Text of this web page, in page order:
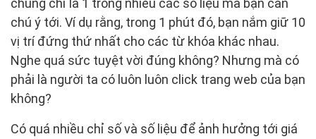
chú ý tới. Ví dụ rằng, trong 1 phút đó, bạn nắm giữ 10
vị trí đứng thứ nhất cho các từ khóa khác nhau.
Nghe quá sức tuyệt vời đúng không? Nhưng mà có
phải là người ta có luôn luôn click trang web của bạn
không?
Có quá nhiều chỉ số và số liệu để ảnh hưởng tới giá